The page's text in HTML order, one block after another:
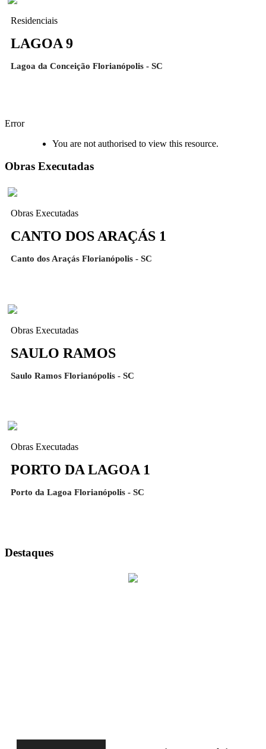
Residenciais
LAGOA 9
Lagoa da Conceição Florianópolis - SC
Error
You are not authorised to view this resource.
Obras Executadas
Obras Executadas
CANTO DOS ARAÇÁS 1
Canto dos Araçás Florianópolis - SC
Obras Executadas
SAULO RAMOS
Saulo Ramos Florianópolis - SC
Obras Executadas
PORTO DA LAGOA 1
Porto da Lagoa Florianópolis - SC
Destaques